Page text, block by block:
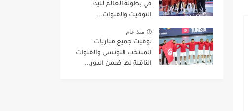
في بطولة العالم لليد:
التوقيت والقنوات...
منذ عام
توقيت جميع مباريات
المنتخب التونسي والقنوات
الناقلة لها ضمن الدور...